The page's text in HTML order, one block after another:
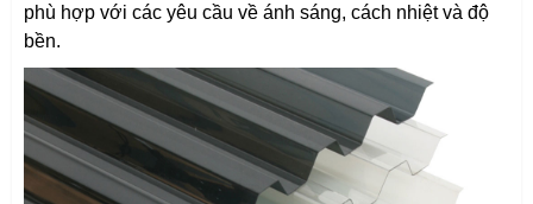
phù hợp với các yêu cầu về ánh sáng, cách nhiệt và độ
bền.